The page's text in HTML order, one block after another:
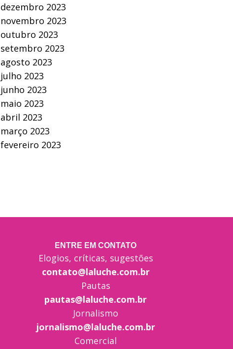
dezembro 2023
novembro 2023
outubro 2023
setembro 2023
agosto 2023
julho 2023
junho 2023
maio 2023
abril 2023
março 2023
fevereiro 2023
ENTRE EM CONTATO
Elogios, críticas, sugestões
contato@laluche.com.br
Pautas
pautas@laluche.com.br
Jornalismo
jornalismo@laluche.com.br
Comercial